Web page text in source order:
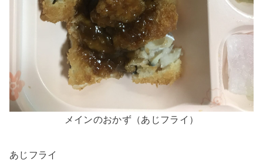
メインのおかず（あじフライ）
あじフライ